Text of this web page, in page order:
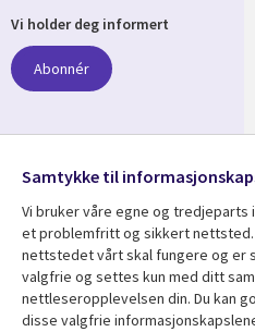
Resource center
Vi holder deg informert
Abonnér
følg oss
Social
Media
NORWAY
Samtykke til
Vi bruker våre egne og
et problemfritt og sikkert
nettstedet vårt skal fungere og er
valgfrie og settes kun med ditt
nettleseropplevelsen din. Du kan
disse valgfrie